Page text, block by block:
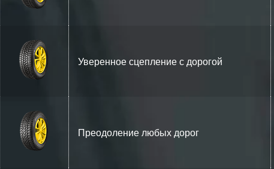
Уверенное сцепление с дорогой
Преодоление любых дорог